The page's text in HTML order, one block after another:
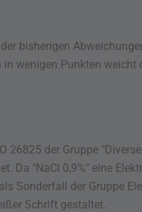
bisherigen
wenigen Punkten weicht
26825 der Gruppe "Diverse
Da "NaCl 0,9%" eine
Sonderfall der Gruppe
Schrift gestaltet.